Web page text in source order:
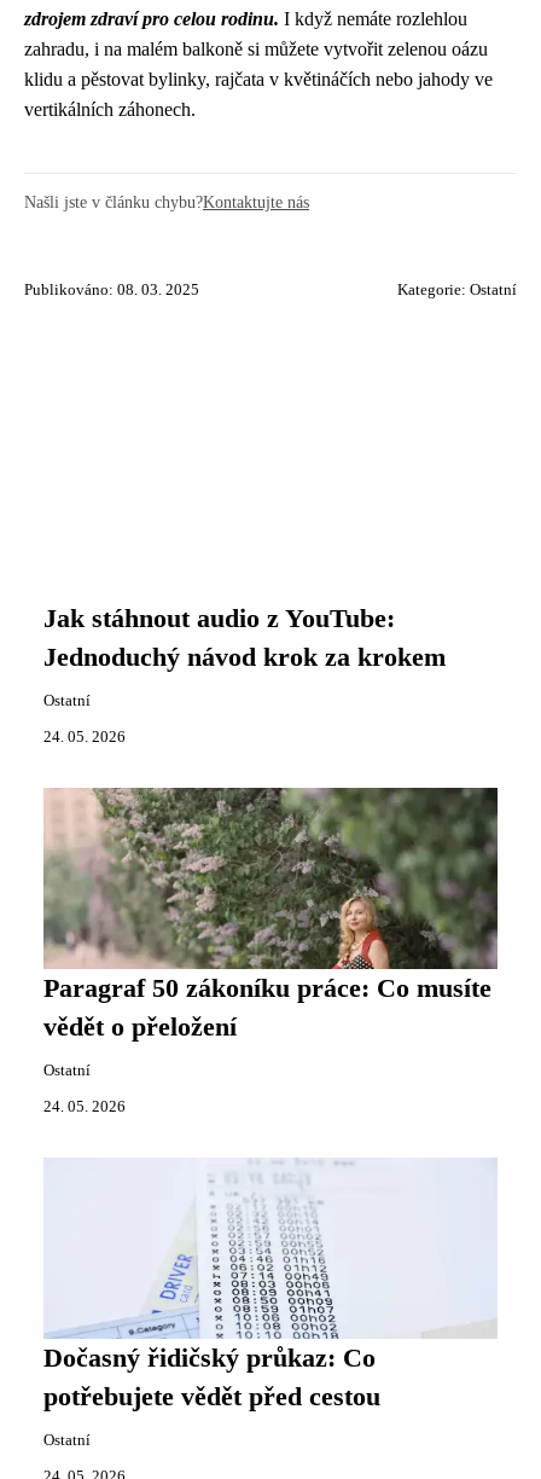
zdrojem zdraví pro celou rodinu. I když nemáte rozlehlou
zahradu, i na malém balkoně si můžete vytvořit zelenou oázu
klidu a pěstovat bylinky, rajčata v květináčích nebo jahody ve
vertikálních záhonech.
Našli jste v článku chybu?Kontaktujte nás
Publikováno: 08. 03. 2025 Kategorie: Ostatní
Jak stáhnout audio z YouTube:
Jednoduchý návod krok za krokem
Ostatní
24. 05. 2026
Paragraf 50 zákoníku práce: Co musíte
vědět o přeložení
Ostatní
24. 05. 2026
Dočasný řidičský průkaz: Co
potřebujete vědět před cestou
Ostatní